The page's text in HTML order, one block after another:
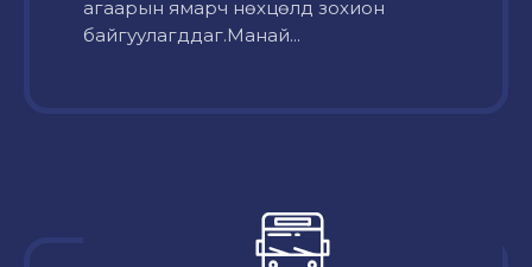
агаарын ямарч нөхцөлд зохион
байгуулагддаг.Манай...